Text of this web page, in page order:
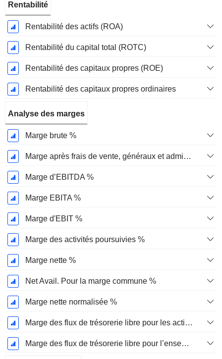
Fiscale:
Mars
Rentabilité
Rentabilité des actifs (ROA)
Rentabilité du capital total (ROTC)
Rentabilité des capitaux propres (ROE)
Rentabilité des capitaux propres ordinaires
Analyse des marges
Marge brute %
Marge après frais de vente, généraux et administratifs %
Marge d’EBITDA %
Marge EBITA %
Marge d'EBIT %
Marge des activités poursuivies %
Marge nette %
Net Avail. Pour la marge commune %
Marge nette normalisée %
Marge des flux de trésorerie libre pour les actionnaires
Marge des flux de trésorerie libre pour l’ensemble des pourvoyeurs de fonds